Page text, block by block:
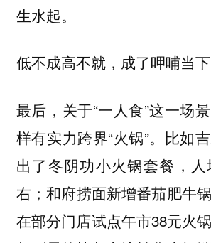
生水起。
低不成高不就，成了呷哺当下
最后，关于“一人食”这一场
样有实力跨界“火锅”。比如
出了冬阴功小火锅套餐，
右；和府捞面新增番茄肥牛
在部分门店试点午市38元火